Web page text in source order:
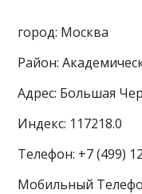
город: Москва
Район:
Адрес: Большая
Индекс: 117218.0
Телефон: +7 (499)
Мобильный